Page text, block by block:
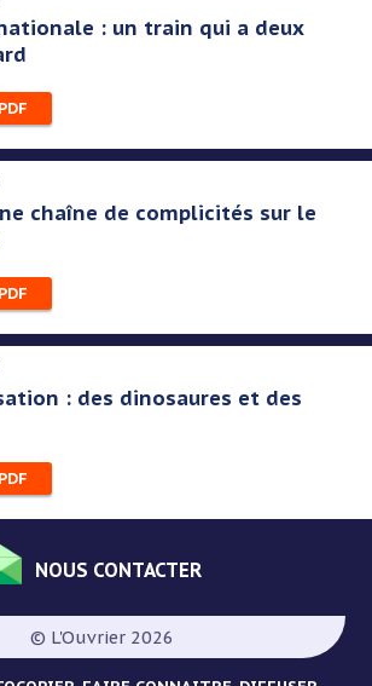
: un train qui a deux
chaîne de complicités sur le
: des dinosaures et des
NOUS CONTACTER
© L'Ouvrier 2026